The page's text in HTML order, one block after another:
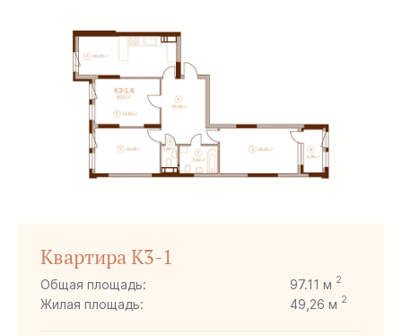
Квартира K3-1
Общая площадь: 97.11 м 2
Жилая площадь: 49,26 м 2